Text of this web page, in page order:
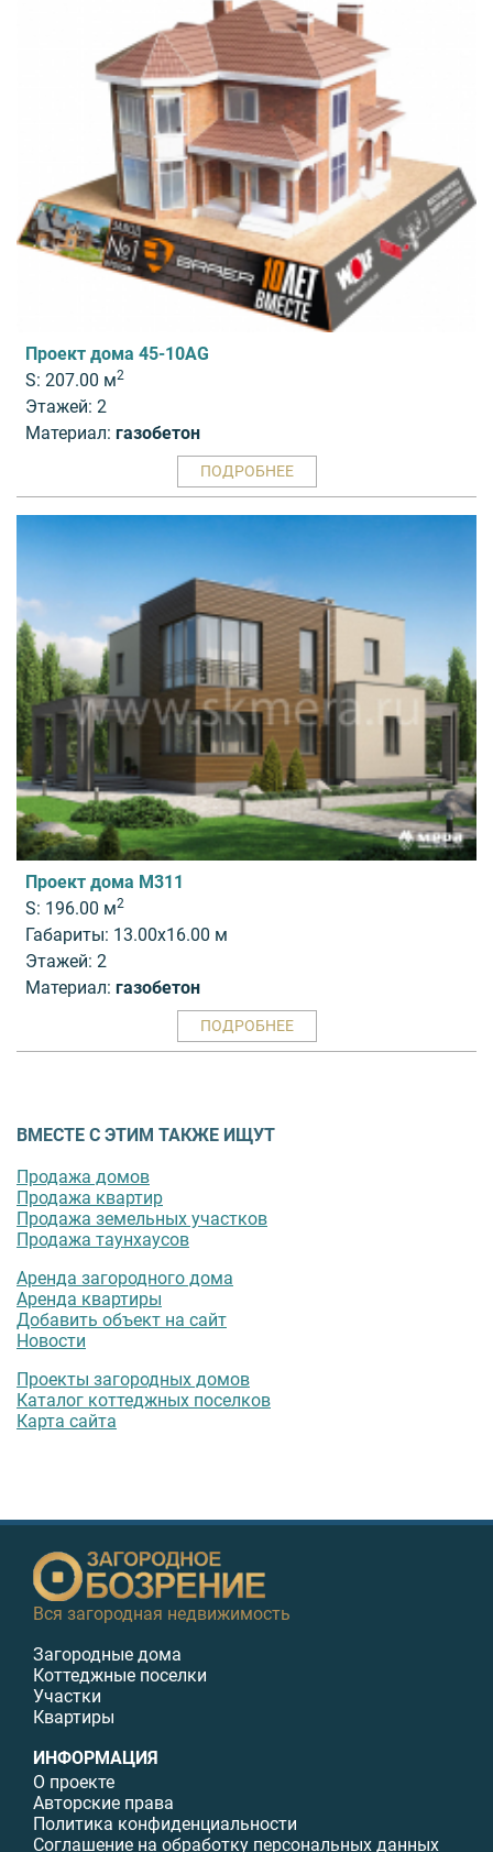
Проект дома 45-10AG
S: 207.00 м2
Этажей: 2
Материал: газобетон
ПОДРОБНЕЕ
Проект дома M311
S: 196.00 м2
Габариты: 13.00x16.00 м
Этажей: 2
Материал: газобетон
ПОДРОБНЕЕ
ВМЕСТЕ С ЭТИМ ТАКЖЕ ИЩУТ
Продажа домов
Продажа квартир
Продажа земельных участков
Продажа таунхаусов
Аренда загородного дома
Аренда квартиры
Добавить объект на сайт
Новости
Проекты загородных домов
Каталог коттеджных поселков
Карта сайта
Вся загородная недвижимость
Загородные дома
Коттеджные поселки
Участки
Квартиры
ИНФОРМАЦИЯ
О проекте
Авторские права
Политика конфиденциальности
Соглашение на обработку персональных данных